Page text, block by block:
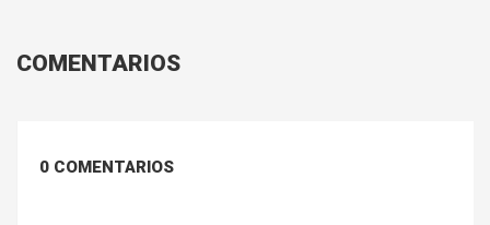
COMENTARIOS
0 COMENTARIOS